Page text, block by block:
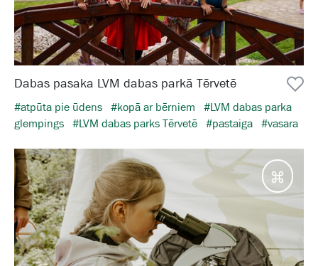
Dabas pasaka LVM dabas parkā Tērvetē
#atpūta pie ūdens #kopā ar bērniem
#LVM dabas parka
glempings #LVM dabas parks Tērvetē #pastaiga #vasara